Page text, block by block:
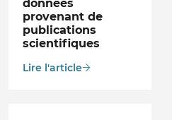
données
provenant de
publications
scientifiques
Lire l'article